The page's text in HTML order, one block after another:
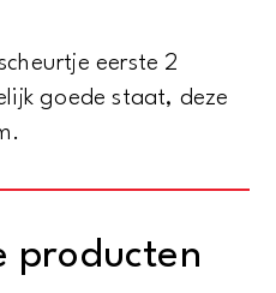
eerste 2
goede staat, deze
producten